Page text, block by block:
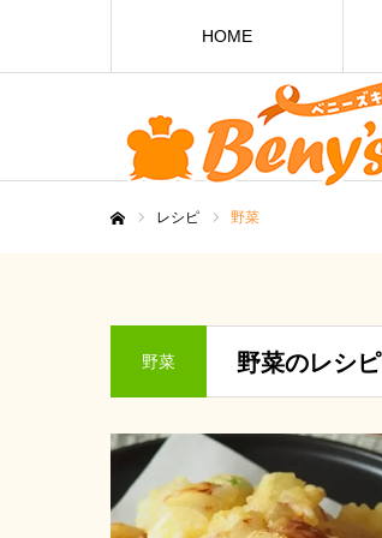
HOME
レシピ 野菜
野菜 野菜のレシピ